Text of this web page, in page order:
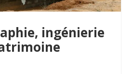
ingénierie